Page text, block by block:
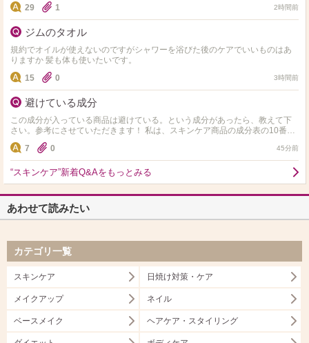
29 1 2時間前
ジムのタオル
規約でオイルが使えないのですがシャワーを浴びた後のケアでいいものはあ
りますか 髪も体も使いたいです。
15
0 3時間前
避けている成分
この成分が入っている商品は避けている。という成分があったら、教えて下
さい。参考にさせていただきます！ 私は、スキンケア商品の成分表の10番目
以内にアルコール、エタノール、セタノールが入ってい…
7 0 45分前
“スキンケア”新着Q&Aをもっとみる
あわせて読みたい
カテゴリ一覧
スキンケア 日焼け対策・ケア
メイクアップ ネイル
ベースメイク ヘアケア・スタイリング